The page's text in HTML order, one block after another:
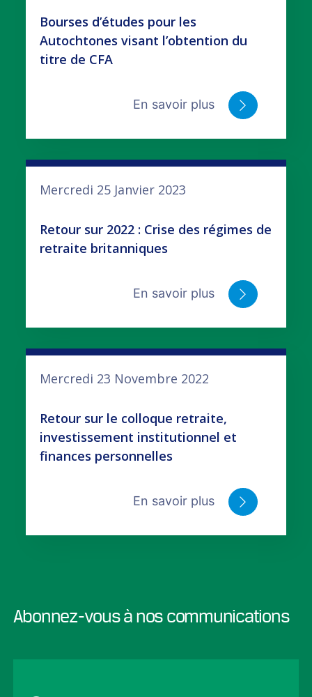
Bourses d’études pour les
Autochtones visant l’obtention du
titre de CFA
En savoir plus
Mercredi 25 Janvier 2023
Retour sur 2022 : Crise des régimes de
retraite britanniques
En savoir plus
Mercredi 23 Novembre 2022
Retour sur le colloque retraite,
investissement institutionnel et
finances personnelles
En savoir plus
Abonnez-vous à nos communications